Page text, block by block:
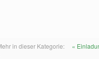
in dieser Kategorie: «